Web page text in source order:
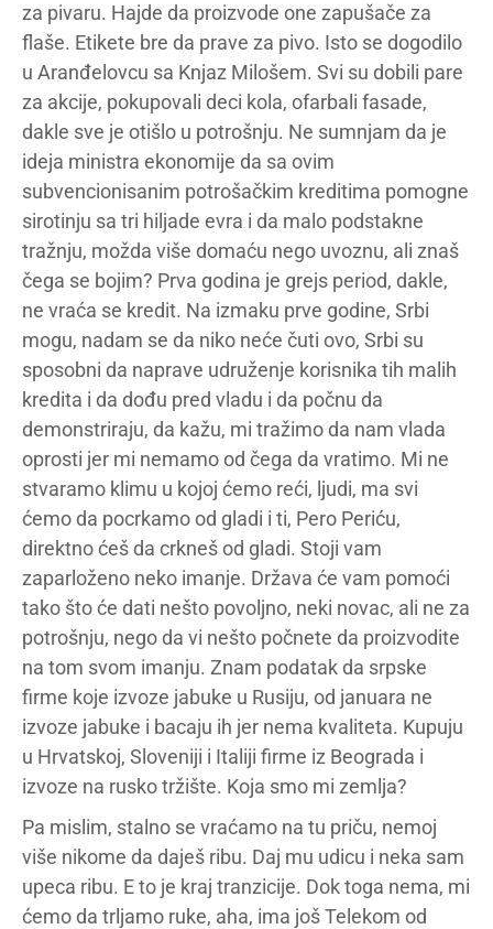
za pivaru. Hajde da proizvode one zapušače za
flaše. Etikete bre da prave za pivo. Isto se dogodilo
u Aranđelovcu sa Knjaz Milošem. Svi su dobili pare
za akcije, pokupovali deci kola, ofarbali fasade,
dakle sve je otišlo u potrošnju. Ne sumnjam da je
ideja ministra ekonomije da sa ovim
subvencionisanim potrošačkim kreditima pomogne
sirotinju sa tri hiljade evra i da malo podstakne
tražnju, možda više domaću nego uvoznu, ali znaš
čega se bojim? Prva godina je grejs period, dakle,
ne vraća se kredit. Na izmaku prve godine, Srbi
mogu, nadam se da niko neće čuti ovo, Srbi su
sposobni da naprave udruženje korisnika tih malih
kredita i da dođu pred vladu i da počnu da
demonstriraju, da kažu, mi tražimo da nam vlada
oprosti jer mi nemamo od čega da vratimo. Mi ne
stvaramo klimu u kojoj ćemo reći, ljudi, ma svi
ćemo da pocrkamo od gladi i ti, Pero Periću,
direktno ćeš da crkneš od gladi. Stoji vam
zaparloženo neko imanje. Država će vam pomoći
tako što će dati nešto povoljno, neki novac, ali ne za
potrošnju, nego da vi nešto počnete da proizvodite
na tom svom imanju. Znam podatak da srpske
firme koje izvoze jabuke u Rusiju, od januara ne
izvoze jabuke i bacaju ih jer nema kvaliteta. Kupuju
u Hrvatskoj, Sloveniji i Italiji firme iz Beograda i
izvoze na rusko tržište. Koja smo mi zemlja?
Pa mislim, stalno se vraćamo na tu priču, nemoj
više nikome da daješ ribu. Daj mu udicu i neka sam
upeca ribu. E to je kraj tranzicije. Dok toga nema, mi
ćemo da trljamo ruke, aha, ima još Telekom od